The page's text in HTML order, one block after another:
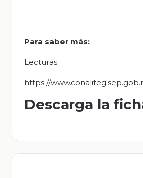
Para saber más:
Lecturas
https://
Descarga la